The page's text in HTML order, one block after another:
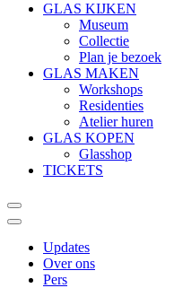
GLAS KIJKEN
Museum
Collectie
Plan je bezoek
GLAS MAKEN
Workshops
Residenties
Atelier huren
GLAS KOPEN
Glasshop
TICKETS
Updates
Over ons
Pers